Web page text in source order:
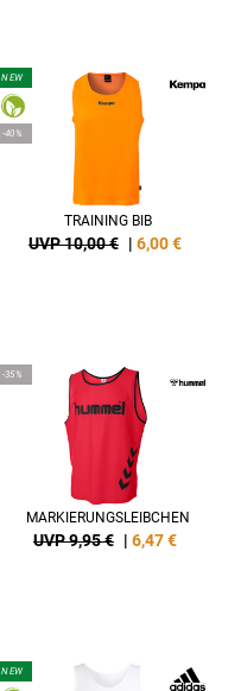
NEW
-40%
TRAINING BIB
UVP 10,00 € | 6,00€
-35%
MARKIERUNGSLEIBCHEN
UVP 9,95 € | 6,47€
NEW